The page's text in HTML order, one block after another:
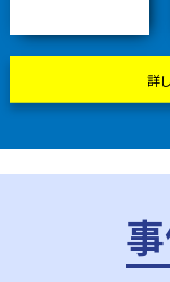
詳